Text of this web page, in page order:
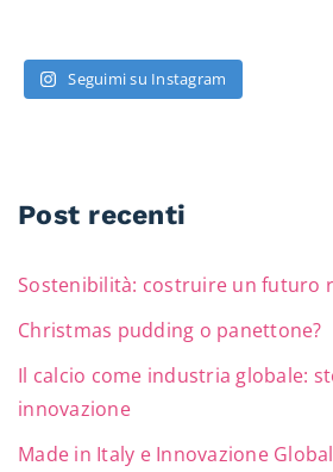
Seguimi su Instagram
Post recenti
Sostenibilità: costruire un futuro
Christmas pudding o panettone?
Il calcio come industria globale:
innovazione
Made in Italy e Innovazione